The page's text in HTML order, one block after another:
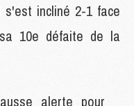
s'est incliné 2-1 face
10e défaite de la
alerte pour